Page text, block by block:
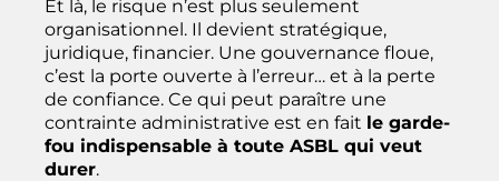
Et là, le risque n’est plus seulement
organisationnel. Il devient stratégique,
juridique, financier. Une gouvernance floue,
c’est la porte ouverte à l’erreur… et à la perte
de confiance. Ce qui peut paraître une
contrainte administrative est en fait le garde-
fou indispensable à toute ASBL qui veut
durer.